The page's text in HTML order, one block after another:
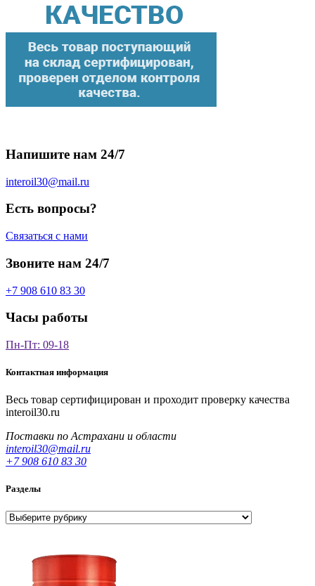
Напишите нам 24/7
interoil30@mail.ru
Есть вопросы?
Связаться с нами
Звоните нам 24/7
+7 908 610 83 30
Часы работы
Пн-Пт: 09-18
Контактная информация
Весь товар сертифицирован и проходит проверку качества
interoil30.ru
Поставки по Астрахани и области
interoil30@mail.ru
+7 908 610 83 30
Разделы
Разделы